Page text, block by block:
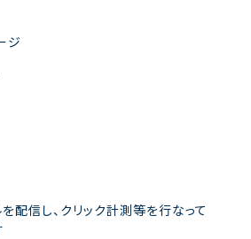
ジ
配信し、クリック計測等を行なって